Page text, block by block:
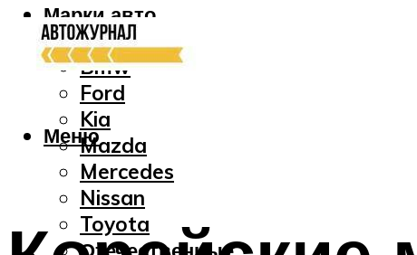
Марки авто
Audi
Bmw
Ford
Kia
Mazda
Mercedes
Nissan
Toyota
Меню